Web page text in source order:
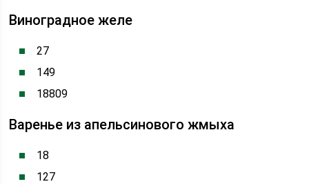
Виноградное желе
27
149
18809
Варенье из апельсинового жмыха
18
127